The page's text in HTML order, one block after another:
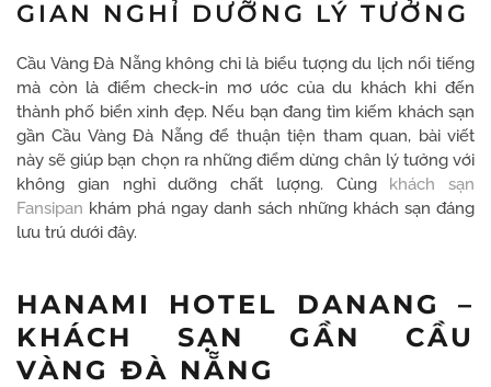
GIAN NGHỈ DƯỠNG LÝ TƯỞNG
Cầu Vàng Đà Nẵng không chỉ là biểu tượng du lịch nổi tiếng
mà còn là điểm check-in mơ ước của du khách khi đến
thành phố biển xinh đẹp. Nếu bạn đang tìm kiếm khách sạn
gần Cầu Vàng Đà Nẵng để thuận tiện tham quan, bài viết
này sẽ giúp bạn chọn ra những điểm dừng chân lý tưởng với
không gian nghỉ dưỡng chất lượng. Cùng khách sạn
Fansipan khám phá ngay danh sách những khách sạn đáng
lưu trú dưới đây.
HANAMI HOTEL DANANG –
KHÁCH SẠN GẦN CẦU
VÀNG ĐÀ NẴNG